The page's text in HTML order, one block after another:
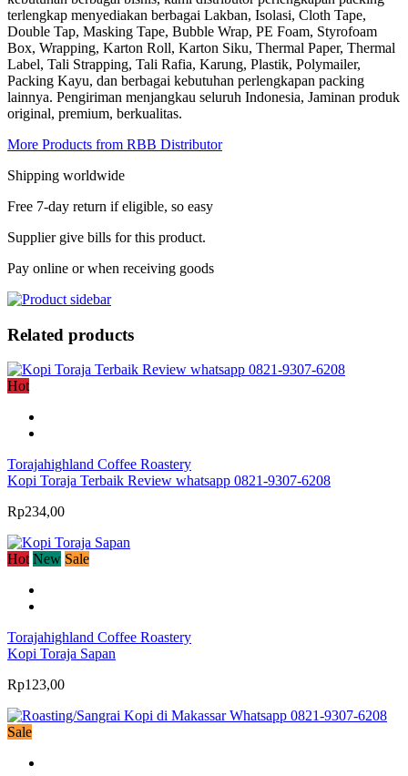
terlengkap menyediakan berbagai Lakban, Isolasi, Cloth Tape,
Double Tap, Masking Tape, Bubble Wrap, PE Foam, Styrofoam
Box, Wrapping, Karton Roll, Karton Siku, Thermal Paper, Thermal
Label, Tali Strapping, Tali Rafia, Karung, Plastik, Polymailer,
Packing Kayu, dan berbagai kebutuhan perlengkapan packing
lainnya. Pengiriman menjangkau seluruh Indonesia, Jaminan produk
original, premium, berkualitas.
More Products from RBB Distributor
Shipping worldwide
Free 7-day return if eligible, so easy
Supplier give bills for this product.
Pay online or when receiving goods
Related products
Hot
Torajahighland Coffee Roastery
Kopi Toraja Terbaik Review whatsapp 0821-9307-6208
Rp234,00
Hot New Sale
Torajahighland Coffee Roastery
Kopi Toraja Sapan
Rp123,00
Sale